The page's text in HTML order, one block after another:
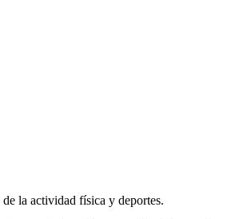
la actividad física y deportes.